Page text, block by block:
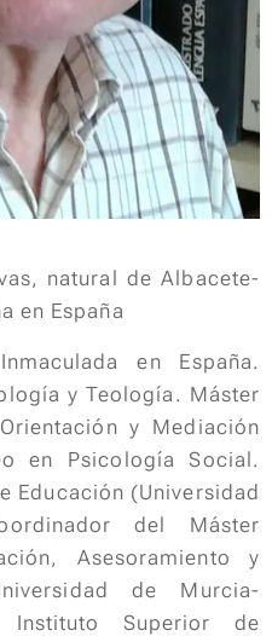
natural de Albacete-
en España
en España.
y Teología. Máster
y Mediación
en Psicología Social.
Educación (Universidad
del Máster
Asesoramiento y
de Murcia-
Instituto Superior de